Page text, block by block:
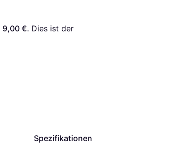
9,00 €. Dies ist der
Spezifikationen